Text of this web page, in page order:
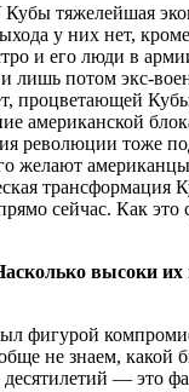
тяжелейшая
у них нет,
и его люди в
лишь потом экс-
процветающей
американской
революции тоже
желают
трансформация
сейчас. Как это
высоки
фигурой
не знаем, какой
— это